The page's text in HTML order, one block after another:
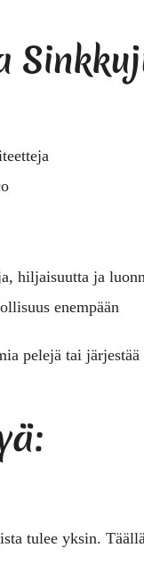
hiljaisuutta ja
enempään
pelejä tai
tulee yksin.